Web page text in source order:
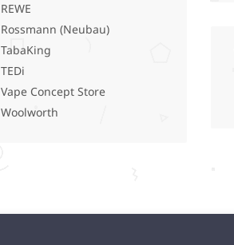
REWE
Rossmann (Neubau)
TabaKing
TEDi
Vape Concept Store
Woolworth